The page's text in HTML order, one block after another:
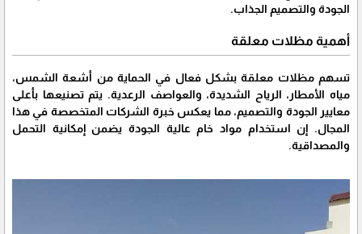
الجودة والتصميم الجذاب.
أهمية مظلات معلقة
تسهم مظلات معلقة بشكل فعال في الحماية من أشعة الشمس،
مياه الأمطار، الرياح الشديدة، والعواصف الرعدية. يتم تصنيعها بأعلى
معايير الجودة والتصميم، مما يعكس خبرة الشركات المتخصصة في هذا
المجال. إن استخدام مواد خام عالية الجودة يضمن إمكانية التحمل
والمصداقية.